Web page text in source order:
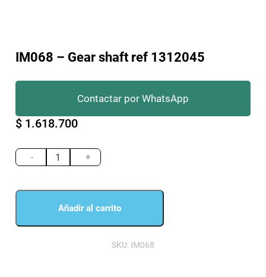
IM068 – Gear shaft ref 1312045
$ 1.618.700
-
-
Gear
ref
+
Añadir al carrito
Contactar por WhatsApp
SKU: IM068